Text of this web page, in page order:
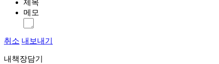
제목
메모
취소 내보내기
내책장담기